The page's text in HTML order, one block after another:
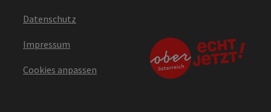
Datenschutz
Impressum
Cookies anpassen